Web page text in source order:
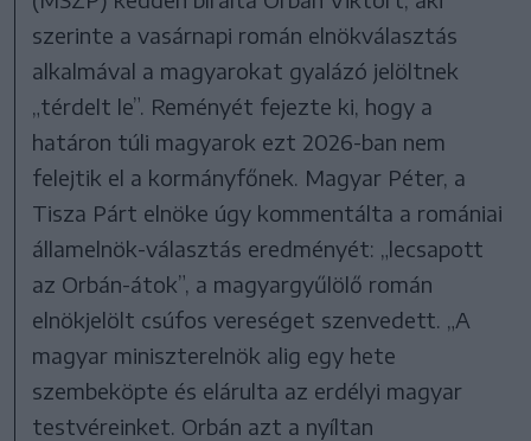
szerinte a vasárnapi román elnökválasztás
alkalmával a magyarokat gyalázó jelöltnek
„térdelt le”. Reményét fejezte ki, hogy a
határon túli magyarok ezt 2026-ban nem
felejtik el a kormányfőnek. Magyar Péter, a
Tisza Párt elnöke úgy kommentálta a romániai
államelnök-választás eredményét: „lecsapott
az Orbán-átok”, a magyargyűlölő román
elnökjelölt csúfos vereséget szenvedett. „A
magyar miniszterelnök alig egy hete
szembeköpte és elárulta az erdélyi magyar
testvéreinket. Orbán azt a nyíltan